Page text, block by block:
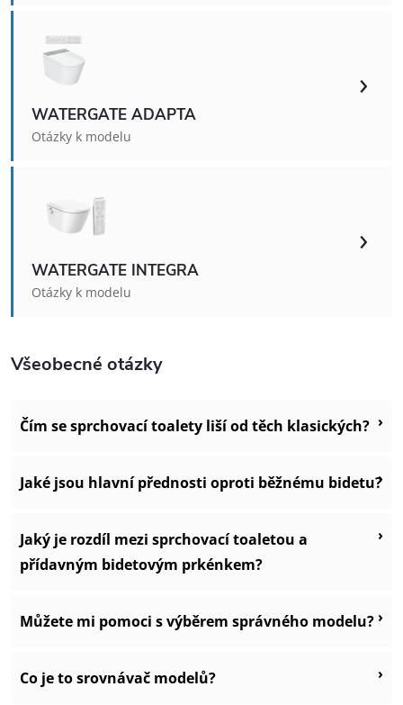
›
WATERGATE ADAPTA
Otázky k modelu
›
WATERGATE INTEGRA
Otázky k modelu
Všeobecné otázky
Čím se sprchovací toalety liší od těch klasických? ›
Jaké jsou hlavní přednosti oproti běžnému bidetu?›
Jaký je rozdíl mezi sprchovací toaletou a
přídavným bidetovým prkénkem?
›
Můžete mi pomoci s výběrem správného modelu? ›
Co je to srovnávač modelů? ›